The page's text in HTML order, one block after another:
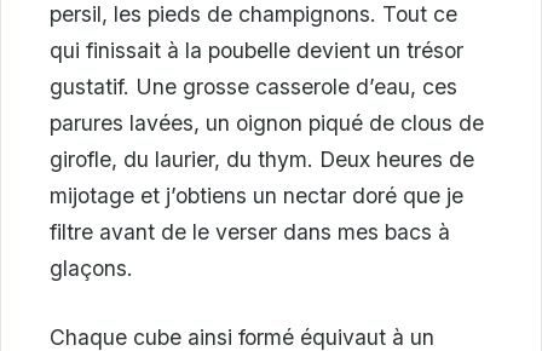
persil, les pieds de champignons. Tout ce
qui finissait à la poubelle devient un trésor
gustatif. Une grosse casserole d’eau, ces
parures lavées, un oignon piqué de clous de
girofle, du laurier, du thym. Deux heures de
mijotage et j’obtiens un nectar doré que je
filtre avant de le verser dans mes bacs à
glaçons.
Chaque cube ainsi formé équivaut à un